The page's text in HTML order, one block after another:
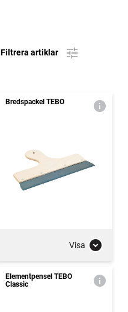
Filtrera artiklar
Bredspackel TEBO
Visa
Elementpensel TEBO
Classic